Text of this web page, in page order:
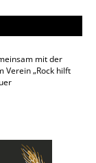
mit der
Verein „Rock hilft